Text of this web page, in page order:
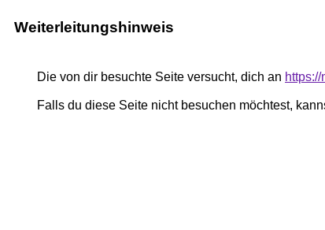
Weiterleitungshinweis
Die von dir besuchte Seite versucht, dich an
Falls du diese Seite nicht besuchen möchtest,